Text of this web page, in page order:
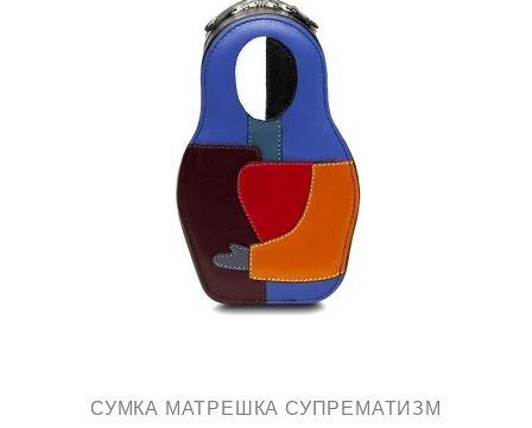
СУМКА МАТРЕШКА СУПРЕМАТИЗМ